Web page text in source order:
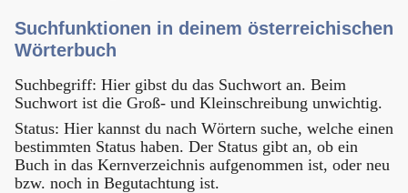
Suchfunktionen in deinem österreichischen
Wörterbuch
Suchbegriff: Hier gibst du das Suchwort an. Beim
Suchwort ist die Groß- und Kleinschreibung unwichtig.
Status: Hier kannst du nach Wörtern suche, welche einen
bestimmten Status haben. Der Status gibt an, ob ein
Buch in das Kernverzeichnis aufgenommen ist, oder neu
bzw. noch in Begutachtung ist.